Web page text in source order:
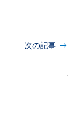
次の記事